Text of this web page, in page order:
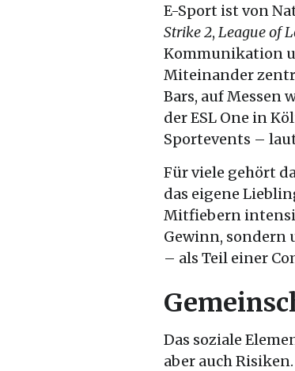
E-Sport ist von
Strike 2, League of
Kommunikation
Miteinander
Bars, auf Messen
der ESL One in
Sportevents –
Für viele gehört
das eigene
Mitfiebern
Gewinn, sondern
– als Teil einer
Das soziale
aber auch